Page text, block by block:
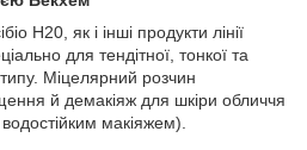
Н20, як і інші продукти лінії
для тендітної, тонкої та
Міцелярний розчин
й демакіяж для шкіри обличчя
макіяжем).